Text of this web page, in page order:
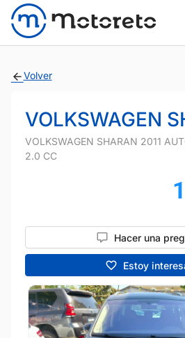
Volver
VOLKSWAGEN
VOLKSWAGEN SHARAN 2011
2.0 CC
Hacer una
Estoy